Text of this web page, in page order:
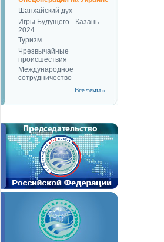
Шанхайский дух
Игры Будущего - Казань
2024
Туризм
Чрезвычайные
происшествия
Международное
сотрудничество
Все темы »